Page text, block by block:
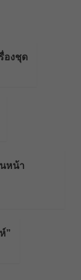
องชุด
หน้า
”